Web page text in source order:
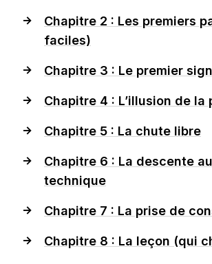
Chapitre 2 : Les premiers
faciles)
Chapitre 3 : Le premier
Chapitre 4 : L’illusion de
Chapitre 5 : La chute libre
Chapitre 6 : La descente
technique
Chapitre 7 : La prise de
Chapitre 8 : La leçon (qui